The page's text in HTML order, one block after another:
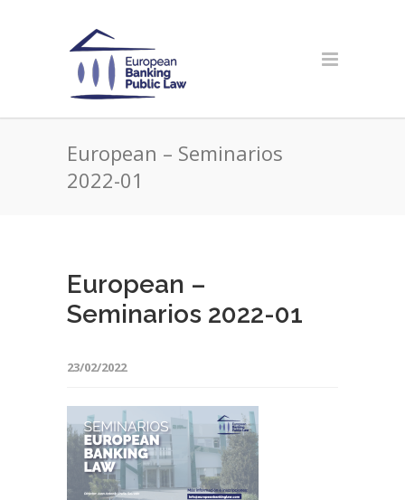
European – Seminarios
2022-01
European –
Seminarios 2022-01
23/02/2022